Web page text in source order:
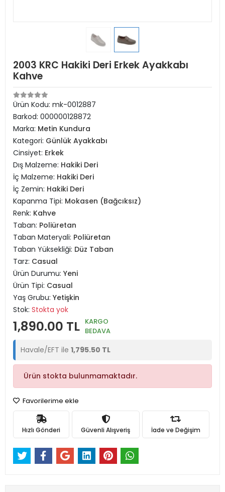
2003 KRC Hakiki Deri Erkek Ayakkabı
Kahve
Ürün Kodu: mk-0012887
Barkod: 000000128872
Marka: Metin Kundura
Kategori: Günlük Ayakkabı
Cinsiyet: Erkek
Dış Malzeme: Hakiki Deri
İç Malzeme: Hakiki Deri
İç Zemin: Hakiki Deri
Kapanma Tipi: Mokasen (Bağcıksız)
Renk: Kahve
Taban: Poliüretan
Taban Materyali: Poliüretan
Taban Yüksekliği: Düz Taban
Tarz: Casual
Ürün Durumu: Yeni
Ürün Tipi: Casual
Yaş Grubu: Yetişkin
Stok: Stokta yok
1,890.00 TL KARGO
BEDAVA
Havale/EFT ile 1,795.50 TL
Ürün stokta bulunmamaktadır.
Favorilerime ekle
Hızlı Gönderi Güvenli Alışveriş İade ve Değişim